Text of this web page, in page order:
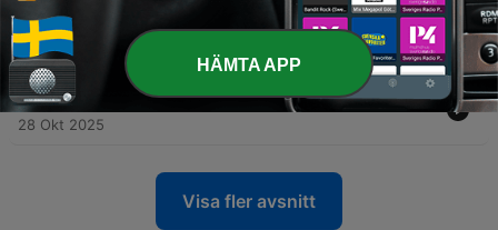
Om byggnader för kultur, samlingar och
gemensamma upplevelser
22 Jan 2026
22 - ”Ett slott utan spöken är inget riktigt slott”
28 Okt 2025
Visa fler avsnitt
HÄMTA APP